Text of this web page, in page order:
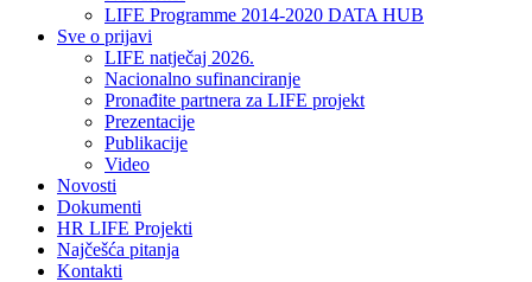
LIFE Programme 2014-2020 DATA HUB
Sve o prijavi
LIFE natječaj 2026.
Nacionalno sufinanciranje
Pronađite partnera za LIFE projekt
Prezentacije
Publikacije
Video
Novosti
Dokumenti
HR LIFE Projekti
Najčešća pitanja
Kontakti